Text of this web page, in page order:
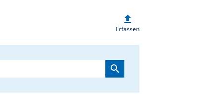
laden ins Kino ein
upload
Erfassen
search